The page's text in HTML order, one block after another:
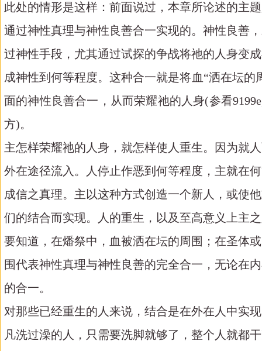
此处的情形是这样：前面说过，本章所论述的主
通过神性真理与神性良善合一实现的。神性良善
过神性手段，尤其通过试探的争战将祂的人身变
成神性到何等程度。这种合一就是将血“洒在坛
面的神性良善合一，从而荣耀祂的人身(参看
方)。
主怎样荣耀祂的人身，就怎样使人重生。因为就
外在途径流入。人停止作恶到何等程度，主就在
成信之真理。主以这种方式创造一个新人，或使
们的结合而实现。人的重生，以及至高意义上主
要知道，在燔祭中，血被洒在坛的周围；在圣体
围代表神性真理与神性良善的完全合一，无论在
的合一。
对那些已经重生的人来说，结合是在外在人中实
凡洗过澡的人，只需要洗脚就够了，整个人就都